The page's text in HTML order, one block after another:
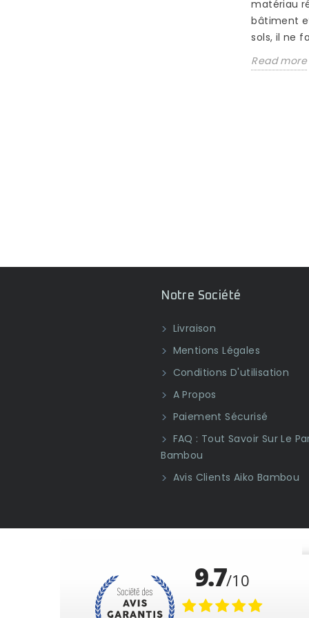
matériau
bâtiment
sols, il ne
Read more
Notre Société
Livraison
Mentions Légales
Conditions D'utilisation
A Propos
Paiement Sécurisé
FAQ : Tout Savoir Sur Le
Bambou
Avis Clients Aiko Bambou